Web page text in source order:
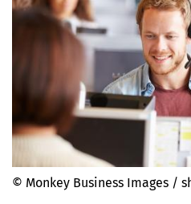
© Monkey Business Images /